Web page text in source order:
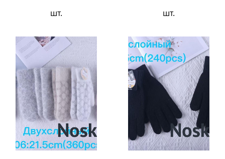
шт.
В упаковке:
Количество:
шт.
В упаковке:
12
шт.
Количество: